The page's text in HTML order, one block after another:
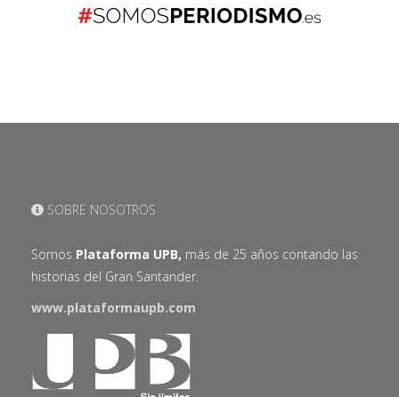
SOBRE NOSOTROS
Somos Plataforma UPB, más de 25 años contando las
historias del Gran Santander.
www.plataformaupb.com